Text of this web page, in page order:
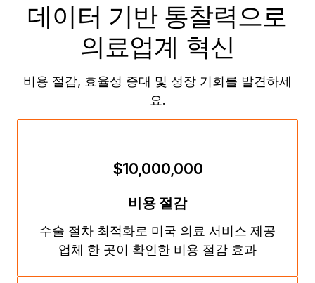
데이터 기반 통찰력으로
의료업계 혁신
비용 절감, 효율성 증대 및 성장 기회를 발견하세
요.
$10,000,000
비용 절감
수술 절차 최적화로 미국 의료 서비스 제공
업체 한 곳이 확인한 비용 절감 효과